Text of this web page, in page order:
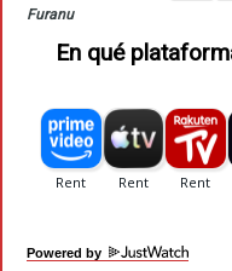
Furanu
En qué
Powered by